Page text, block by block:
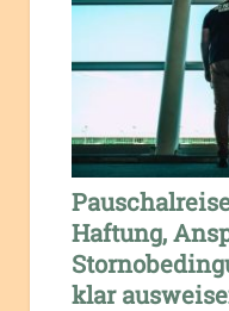
Haftung,
klar